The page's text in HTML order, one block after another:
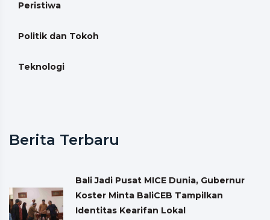
Peristiwa
Politik dan Tokoh
Teknologi
Berita Terbaru
Bali Jadi Pusat MICE Dunia, Gubernur
Koster Minta BaliCEB Tampilkan
Identitas Kearifan Lokal